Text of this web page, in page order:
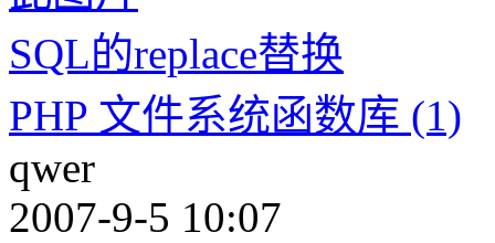
SQL的replace替换
PHP 文件系统函数库 (1)
qwer
2007-9-5 10:07